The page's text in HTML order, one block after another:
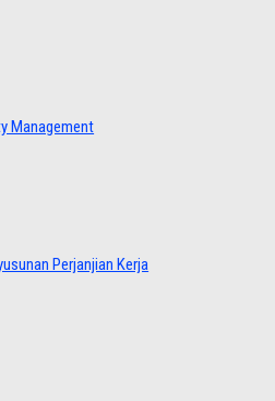
Management
Perjanjian Kerja